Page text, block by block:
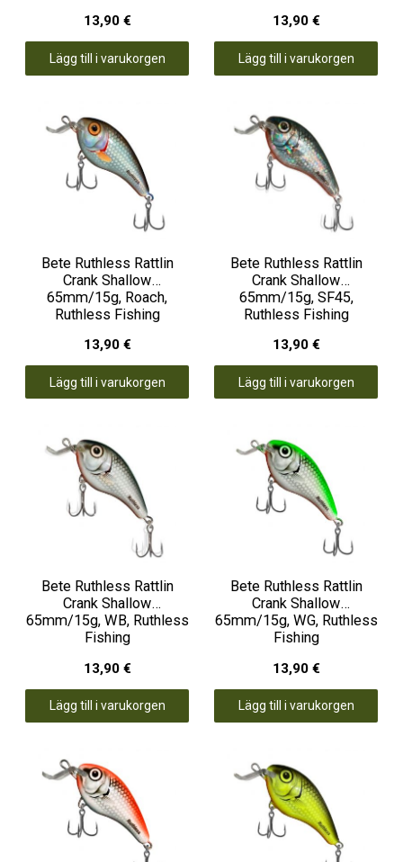
13,90 €
Lägg till i varukorgen
13,90 €
Lägg till i varukorgen
Bete Ruthless Rattlin
Crank Shallow
65mm/15g, Roach,
Ruthless Fishing
13,90 €
Lägg till i varukorgen
Bete Ruthless Rattlin
Crank Shallow
65mm/15g, SF45,
Ruthless Fishing
13,90 €
Lägg till i varukorgen
Bete Ruthless Rattlin
Crank Shallow
65mm/15g, WB, Ruthless
Fishing
13,90 €
Lägg till i varukorgen
Bete Ruthless Rattlin
Crank Shallow
65mm/15g, WG, Ruthless
Fishing
13,90 €
Lägg till i varukorgen